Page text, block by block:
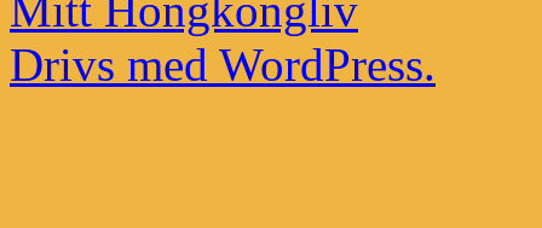
Mitt Hongkongliv
Drivs med WordPress.